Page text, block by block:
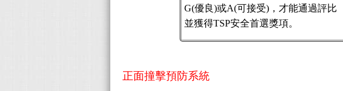
G(優良)或A(可接受)，才能通過評比
並獲得TSP安全首選獎項。
正面撞擊預防系統